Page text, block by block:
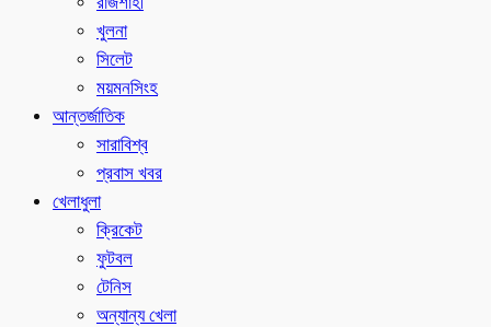
খুলনা
সিলেট
ময়মনসিংহ
আন্তর্জাতিক
সারাবিশ্ব
প্রবাস খবর
খেলাধুলা
ক্রিকেট
ফুটবল
টেনিস
অন্যান্য খেলা